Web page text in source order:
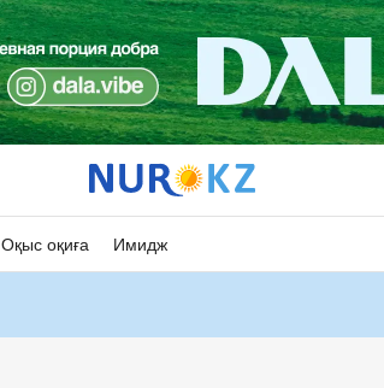
Оқыс оқиға Имидж